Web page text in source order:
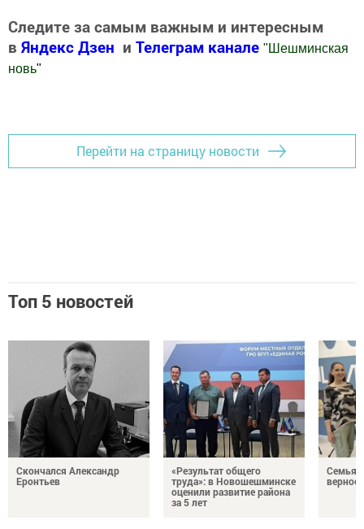
Следите за самым важным и интересным
в Яндекс Дзен и Телеграм канале " Шешминская
новь"
Перейти на страницу новости
Топ 5 новостей
Скончался Александр
Еронтьев
«Результат общего
труда»: в Новошешминске
оценили развитие района
за 5 лет
Семья